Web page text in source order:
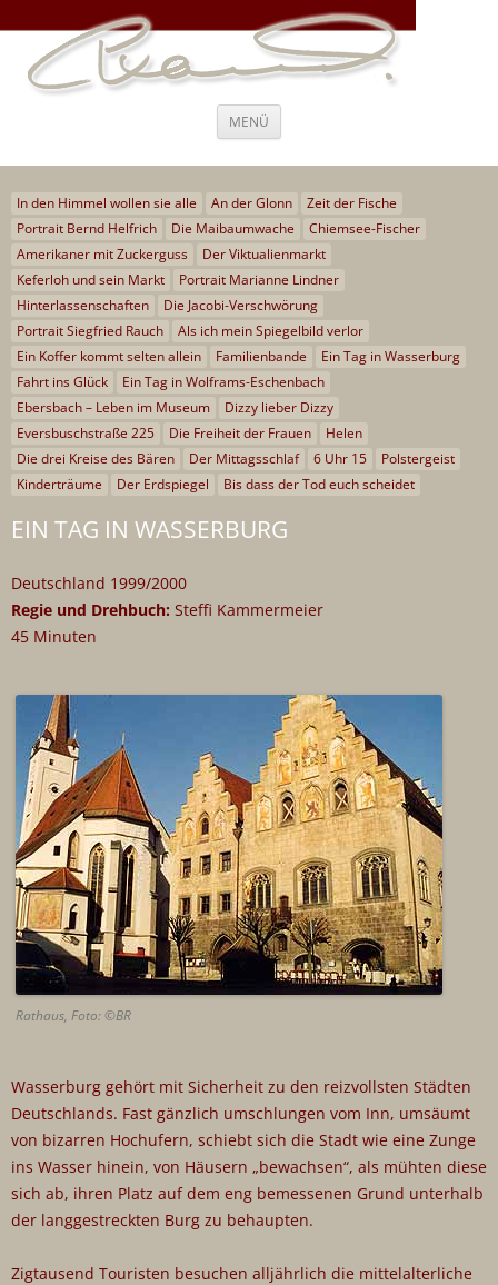
Steffi Kammermeier – Regie,
Drehbuch, Coaching und Beratung
Ich war nie “entweder-oder”, ich war immer “und, auch, sogar”
MENÜ
In den Himmel wollen sie alle An der Glonn
Zeit der Fische
Portrait Bernd Helfrich
Die Maibaumwache
Chiemsee-Fischer
Amerikaner mit Zuckerguss
Der Viktualienmarkt
Keferloh und sein Markt
Portrait Marianne Lindner
Hinterlassenschaften
Die Jacobi-Verschwörung
Portrait Siegfried Rauch
Als ich mein Spiegelbild verlor
Ein Koffer kommt selten allein
Familienbande
Ein Tag in Wasserburg
Fahrt ins Glück
Ein Tag in Wolframs-Eschenbach
Ebersbach – Leben im Museum
Dizzy lieber Dizzy
Eversbuschstraße 225
Die Freiheit der Frauen
Helen
Die drei Kreise des Bären
Der Mittagsschlaf 6 Uhr 15
Polstergeist
Kinderträume
Der Erdspiegel Bis dass der Tod euch scheidet
EIN TAG IN WASSERBURG
Deutschland 1999/2000
Regie und Drehbuch: Steffi Kammermeier
45 Minuten
Rathaus, Foto: ©BR
Wasserburg gehört mit Sicherheit zu den reizvollsten Städten
Deutschlands. Fast gänzlich umschlungen vom Inn, umsäumt
von bizarren Hochufern, schiebt sich die Stadt wie eine Zunge
ins Wasser hinein, von Häusern „bewachsen“, als mühten diese
sich ab, ihren Platz auf dem eng bemessenen Grund unterhalb
der langgestreckten Burg zu behaupten.
Zigtausend Touristen besuchen alljährlich die mittelalterliche